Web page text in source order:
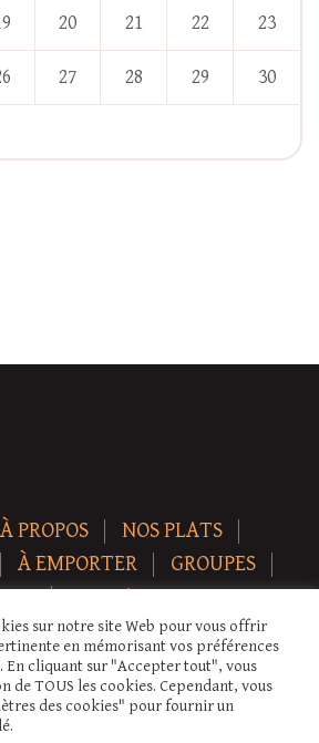
20 21 22 23
27 28 29 30
À PROPOS
NOS PLATS
À EMPORTER
GROUPES
CONTACT
ecurie. Tous droits réservés.
sur notre site Web pour vous offrir
en mémorisant vos préférences
En cliquant sur "Accepter tout", vous
de TOUS les cookies. Cependant, vous
des cookies" pour fournir un